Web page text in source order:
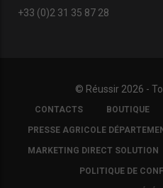
L’association organise des
+33 (0)2 31 35 87 28
© Réussir 2026 -
FOOTER
COPYRIGHT
CONTACTS BOUTIQUE
PRESSE AGRICOLE
MARKETING DIRECT SOLUTION
POLITIQUE DE